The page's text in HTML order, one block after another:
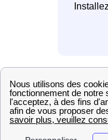
service client EDF à
composant le 3044
local). Vous avez
rendre sur votre